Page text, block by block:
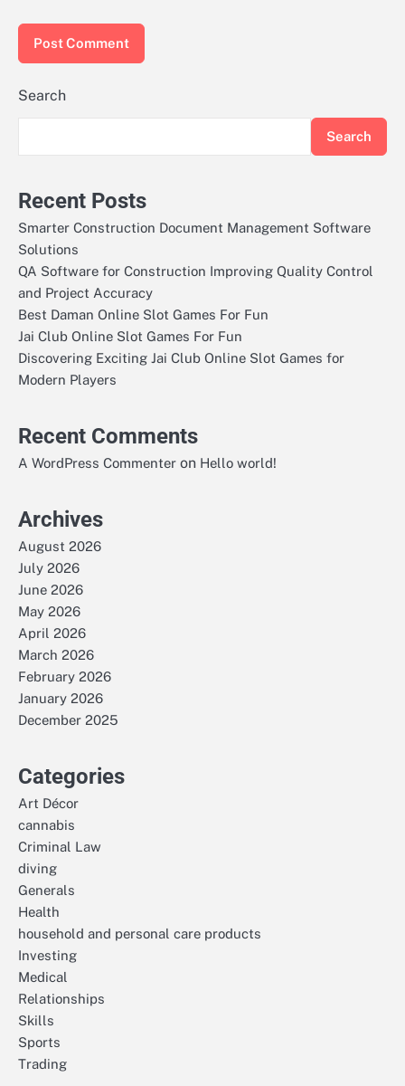
Search
Search
Recent Posts
Smarter Construction Document Management Software
Solutions
QA Software for Construction Improving Quality Control
and Project Accuracy
Best Daman Online Slot Games For Fun
Jai Club Online Slot Games For Fun
Discovering Exciting Jai Club Online Slot Games for
Modern Players
Recent Comments
A WordPress Commenter on Hello world!
Archives
August 2026
July 2026
June 2026
May 2026
April 2026
March 2026
February 2026
January 2026
December 2025
Categories
Art Décor
cannabis
Criminal Law
diving
Generals
Health
household and personal care products
Investing
Medical
Relationships
Skills
Sports
Trading